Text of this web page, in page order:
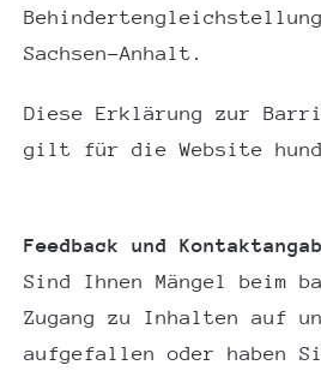
Sachsen-Anhalt.
Diese Erklärung zur
gilt für die Website
Feedback und
Sind Ihnen Mängel beim
Zugang zu Inhalten auf
aufgefallen oder haben